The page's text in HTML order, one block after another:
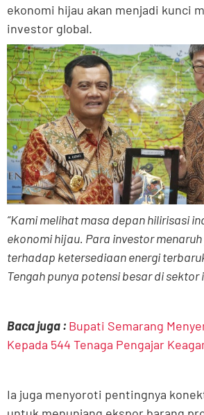
ekonomi hijau akan menjadi kunci
investor global.
“Kami melihat masa depan hilirisasi
ekonomi hijau. Para investor
terhadap ketersediaan energi
Tengah punya potensi besar di sektor
Baca juga : Bupati Semarang
Kepada 544 Tenaga Pengajar
Ia juga menyoroti pentingnya